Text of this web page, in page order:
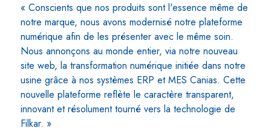
« Conscients que nos produits sont l'essence même de
notre marque, nous avons modernisé notre plateforme
numérique afin de les présenter avec le même soin.
Nous annonçons au monde entier, via notre nouveau
site web, la transformation numérique initiée dans notre
usine grâce à nos systèmes ERP et MES Canias. Cette
nouvelle plateforme reflète le caractère transparent,
innovant et résolument tourné vers la technologie de
Filkar. »